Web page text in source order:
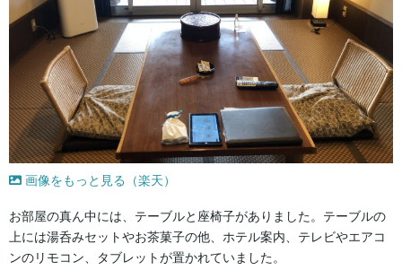
画像をもっと見る（楽天）
お部屋の真ん中には、テーブルと座椅子がありました。テーブルの
上には湯呑みセットやお茶菓子の他、ホテル案内、テレビやエアコ
ンのリモコン、タブレットが置かれていました。